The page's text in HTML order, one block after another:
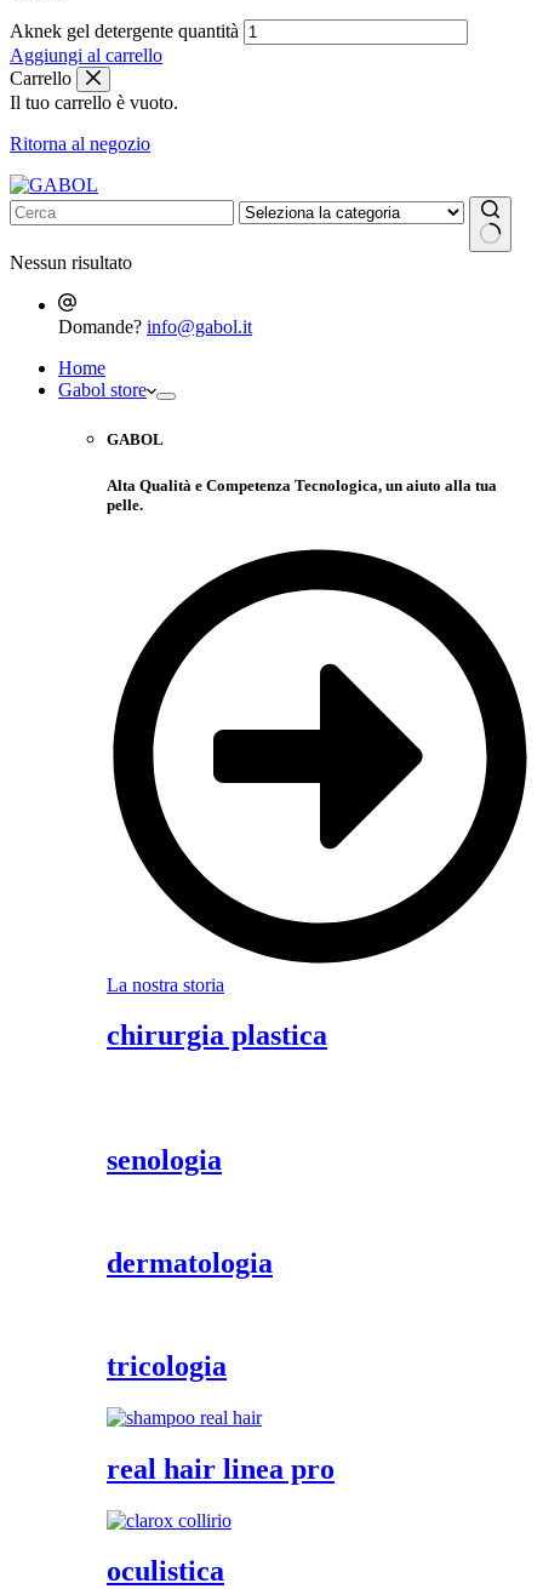
Aknek gel detergente quantità
Aggiungi al carrello
Carrello
Il tuo carrello è vuoto.
Ritorna al negozio
Nessun risultato
Domande? info@gabol.it
Home
Gabol store
GABOL
Alta Qualità e Competenza Tecnologica, un aiuto alla tua
pelle.
La nostra storia
chirurgia plastica
senologia
dermatologia
tricologia
real hair linea pro
oculistica